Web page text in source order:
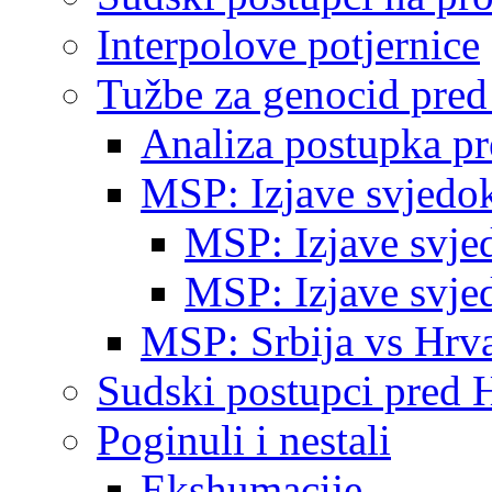
Interpolove potjernice
Tužbe za genocid
Analiza postupka
MSP: Izjave
MSP: Izjave
MSP: Izjave
MSP: Srbija vs
Sudski postupci pred
Poginuli i nestali